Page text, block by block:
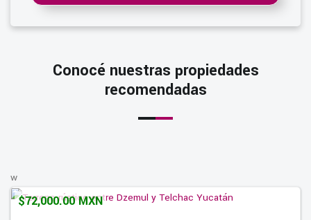
Conocé nuestras propiedades
recomendadas
w
$72,000.00 MXN